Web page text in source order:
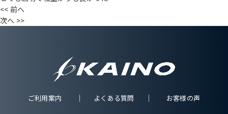
<< 前へ
次へ >>
ご利用案内 よくある質問 お客様の声